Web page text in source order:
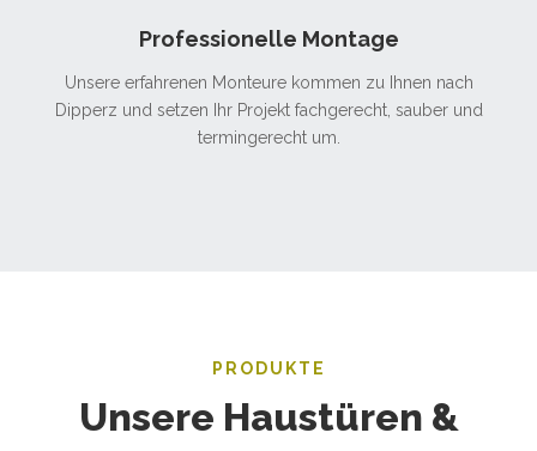
Professionelle Montage
Unsere erfahrenen Monteure kommen zu Ihnen nach
Dipperz und setzen Ihr Projekt fachgerecht, sauber und
termingerecht um.
PRODUKTE
Unsere Haustüren &